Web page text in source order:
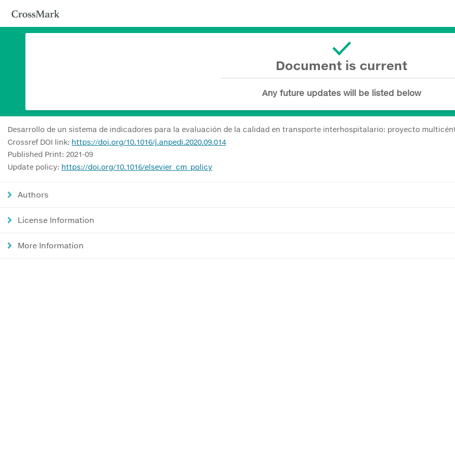
Document is current
Any future updates will be listed below
Desarrollo de un sistema de indicadores para la evaluación de la calidad en transporte interhospitalario: proyecto
Crossref DOI link: https://doi.org/10.1016/j.anpedi.2020.09.014
Published Print: 2021-09
Update policy: https://doi.org/10.1016/elsevier_cm_policy
Authors
License Information
More Information